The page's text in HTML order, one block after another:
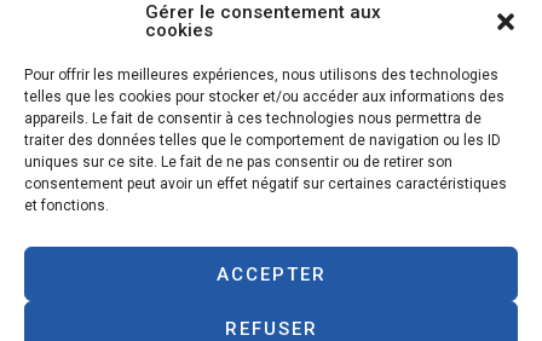
Gérer le consentement aux
cookies
Pour offrir les meilleures expériences, nous utilisons des technologies
telles que les cookies pour stocker et/ou accéder aux informations des
appareils. Le fait de consentir à ces technologies nous permettra de
traiter des données telles que le comportement de navigation ou les ID
uniques sur ce site. Le fait de ne pas consentir ou de retirer son
consentement peut avoir un effet négatif sur certaines caractéristiques
et fonctions.
ACCEPTER
REFUSER
Politique de cookies
Livraison à domicile
Designed with love bypetfood.re